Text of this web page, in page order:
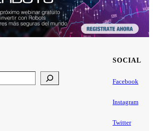
SOCIAL
Facebook
Instagram
Twitter